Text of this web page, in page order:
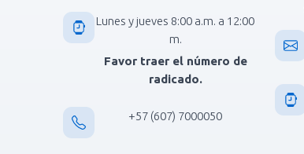
Lunes y jueves 8:00 a.m. a 12:00
m.
Favor traer el número de
radicado.
+57 (607) 7000050